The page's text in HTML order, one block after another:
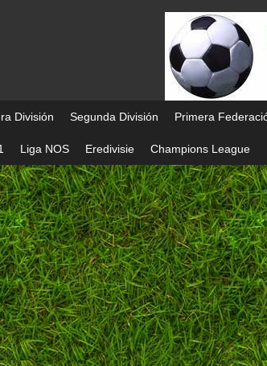
División Segunda División Primera
Liga NOS Eredivisie Champions League